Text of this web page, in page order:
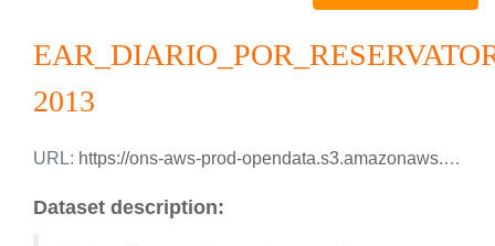
2013
URL: https://ons-aws-prod-opendata.s3.amazonaws.com/dataset/ear_reservatorio_di/EAR_DIARIO_RESERVATORIOS_2013.xlsx
Dataset description: